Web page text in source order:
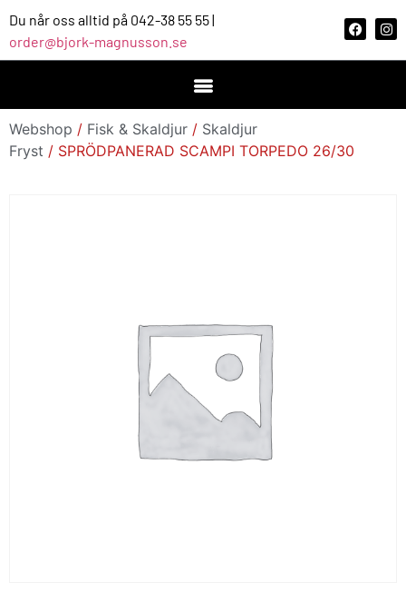
Du når oss alltid på 042-38 55 55 |
order@bjork-magnusson.se
Webshop / Fisk & Skaldjur / Skaldjur
Fryst / SPRÖDPANERAD SCAMPI TORPEDO 26/30